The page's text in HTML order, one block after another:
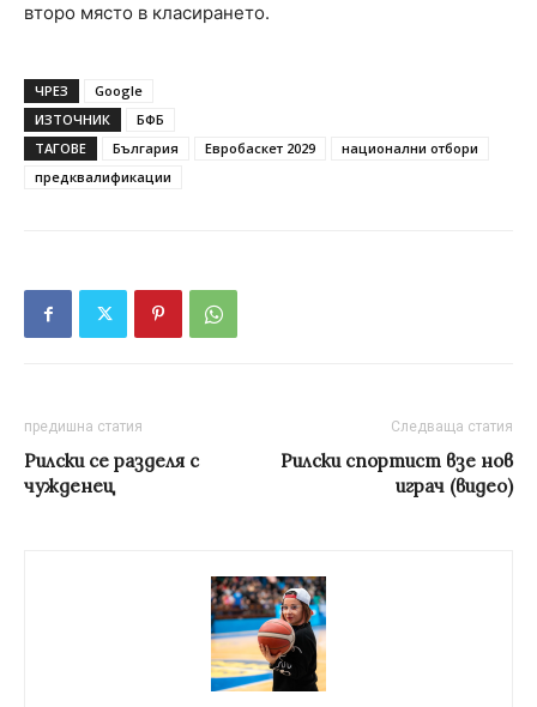
второ място в класирането.
ЧРЕЗ
Google
ИЗТОЧНИК
БФБ
ТАГОВЕ
България Евробаскет 2029
национални отбори
предквалификации
предишна статия
Рилски се разделя с
чужденец
Следваща статия
Рилски спортист взе нов
играч (видео)